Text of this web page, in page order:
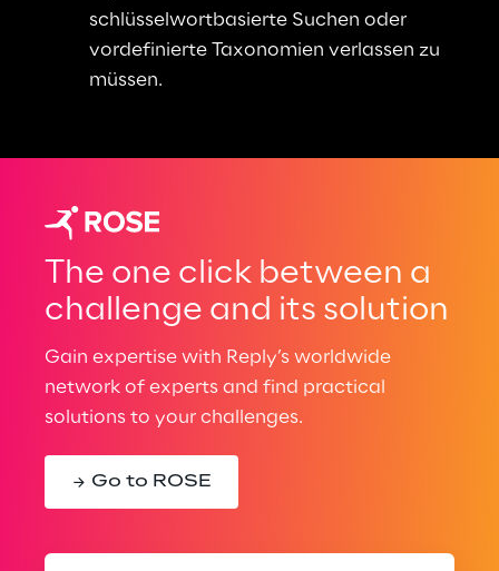
schlüsselwortbasierte Suchen oder
vordefinierte Taxonomien verlassen zu
müssen.
The one click between a
challenge and its solution
Gain expertise with Reply’s worldwide
network of experts and find practical
solutions to your challenges.
Go to ROSE